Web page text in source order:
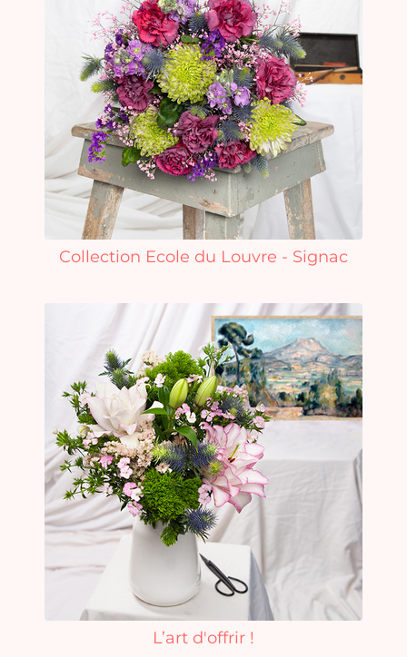
Collection Ecole du Louvre - Signac
L’art d'offrir !